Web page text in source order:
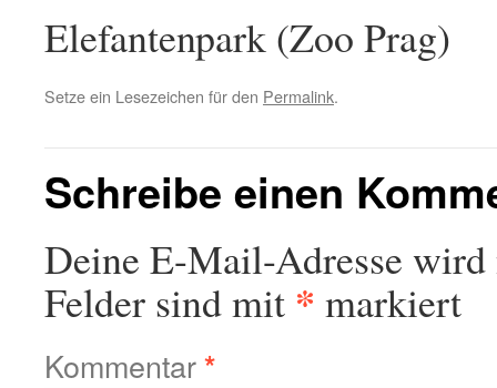
Elefantenpark (Zoo Prag)
Setze ein Lesezeichen für den Permalink.
Schreibe einen
Deine E-Mail-Adresse
Felder sind mit * markiert
Kommentar*